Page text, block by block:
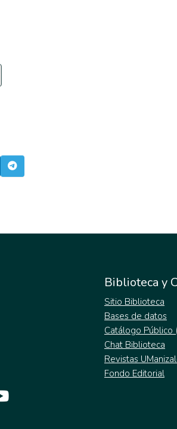
Biblioteca y
Sitio Biblioteca
Bases de datos
Catálogo Público
Chat Biblioteca
Revistas
Fondo Editorial